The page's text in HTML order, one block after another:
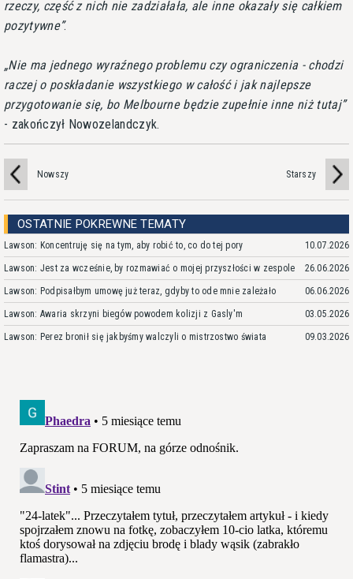
rzeczy, część z nich nie zadziałała, ale inne okazały się całkiem
pozytywne .
Nie ma jednego wyraźnego problemu czy ograniczenia - chodzi
raczej o poskładanie wszystkiego w całość i jak najlepsze
przygotowanie się, bo Melbourne będzie zupełnie inne niż tutaj
- zakończył Nowozelandczyk.
Nowszy Starszy
OSTATNIE POKREWNE TEMATY
Lawson: Koncentruję się na tym, aby robić to, co do tej pory 10.07.2026
Lawson: Jest za wcześnie, by rozmawiać o mojej przyszłości w zespole 26.06.2026
Lawson: Podpisałbym umowę już teraz, gdyby to ode mnie zależało 06.06.2026
Lawson: Awaria skrzyni biegów powodem kolizji z Gasly'm 03.05.2026
Lawson: Perez bronił się jakbyśmy walczyli o mistrzostwo świata 09.03.2026